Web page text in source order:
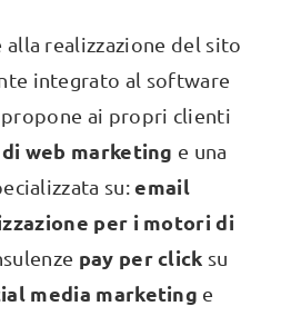
realizzazione del sito
integrato al software
ai propri clienti
web marketing e una
su:email
per i motori di
pay per click su
media marketing e